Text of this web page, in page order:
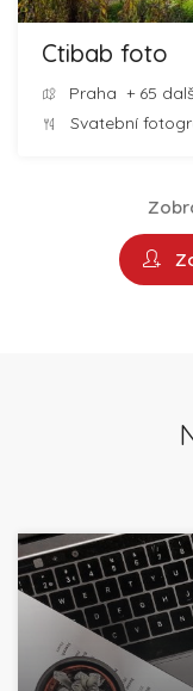
Ctibab foto
Praha + 65
Svatební